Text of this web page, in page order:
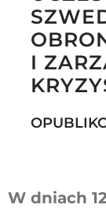
I
W dniach